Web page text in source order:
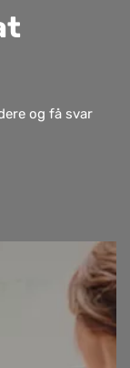
og få svar